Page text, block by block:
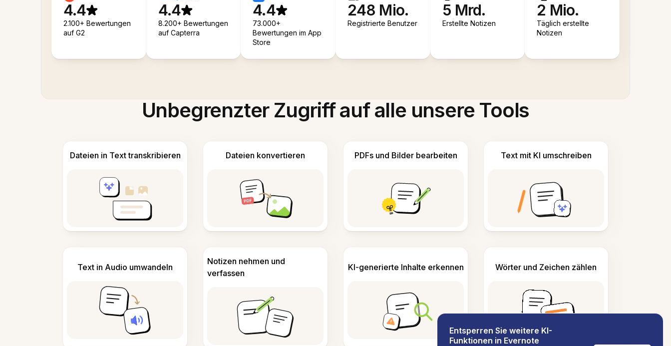
4.4
2.100+ Bewertungen
auf G2
4.4
8.200+ Bewertungen
auf Capterra
4.4
73.000+
Bewertungen im App
Store
248 Mio.
Registrierte Benutzer
5 Mrd.
Erstellte Notizen
2 Mio.
Täglich erstellte
Notizen
Unbegrenzter Zugriff auf alle unsere Tools
Dateien in Text transkribieren Dateien konvertieren PDFs und Bilder bearbeiten Text mit KI umschreiben
Text in Audio umwandeln
Notizen nehmen und
verfassen
KI-generierte Inhalte erkennen Wörter und Zeichen zählen
Entsperren Sie weitere KI-
Funktionen in Evernote